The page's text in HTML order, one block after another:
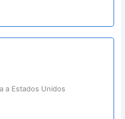
a Estados Unidos